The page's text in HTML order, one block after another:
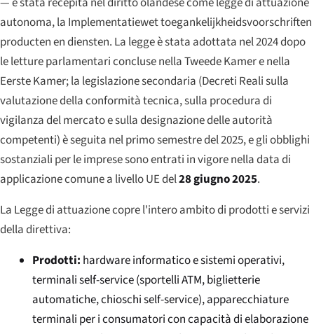
autonoma, la Implementatiewet toegankelijkheidsvoorschriften
producten en diensten. La legge è stata adottata nel 2024 dopo
le letture parlamentari concluse nella Tweede Kamer e nella
Eerste Kamer; la legislazione secondaria (Decreti Reali sulla
valutazione della conformità tecnica, sulla procedura di
vigilanza del mercato e sulla designazione delle autorità
competenti) è seguita nel primo semestre del 2025, e gli obblighi
sostanziali per le imprese sono entrati in vigore nella data di
applicazione comune a livello UE del28 giugno 2025.
La Legge di attuazione copre l'intero ambito di prodotti e servizi
della direttiva:
Prodotti: hardware informatico e sistemi operativi,
terminali self-service (sportelli ATM, biglietterie
automatiche, chioschi self-service), apparecchiature
terminali per i consumatori con capacità di elaborazione